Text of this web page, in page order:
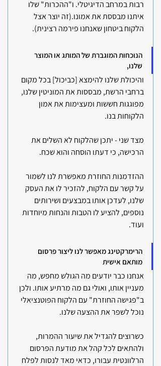
רבות במרחב הדיגיטלי. ו"ההכרות" שלו
איתנו מבססת את אמונו.(זה יוצר אצל
הלקוח ביטחון שאנחנו פירמה רצינית).
הנוכחות המוגברת של המותג או המוצר
שלנו,
והיכולת שלנו להימצא [כביכול] בכל מקום
ברחבי הרשת, מבססות את המוניטין שלנו,
מפוגגות חששות ומעצימות את אמון
הלקוחות בנו.
מצד שני - יתכן שהלקוח לא השלים את
הרכישה, כי דעתו הוסחה והוא שכח.
ההזדמנות החוזרת מאפשרת לנו לשמור
על קשר עם הלקוח, להזכיר לו את העסק
שלנו, לעדכן אותו במבצעים ושירותים
נוספים, להציע לו הטבות והנחות מיוחדות
ועוד.
הרימרקטינג מאפשר לנו ליצור פרסום
מותאם אישית
אנחנו כבר יודעים מה הגולש מחפש, מה
מעניין אותו, ואולי גם מה מרתיע אותו. ולכן
ב"פגישה החוזרת" עם הלקוח הפוטנציאלי
נוכל לשפר את ההצעה שלנו.
כשרוצים להגדיל את שיעור ההמרות,
ולהתאים לכל קהל את מודעת הפרסום
הרלוונטית עבורו, כדאי מאד לנסות לפלח